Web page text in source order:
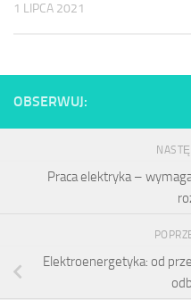
1 LIPCA 2021
OBSERWUJ:
Praca elektryka –
Elektroenergetyka: od